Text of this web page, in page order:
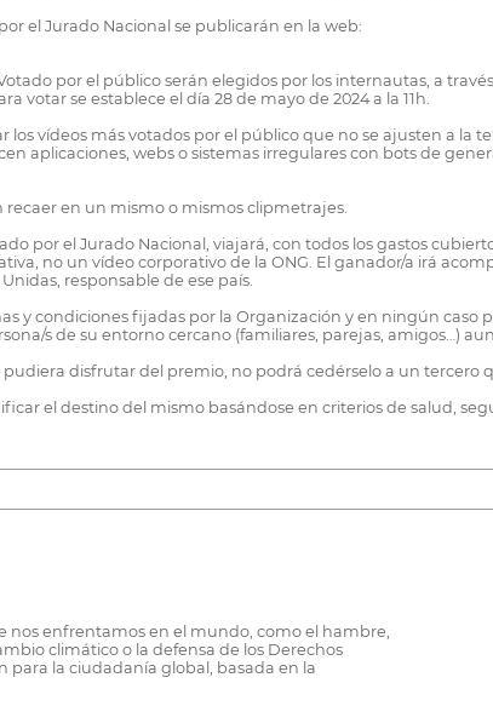
el Jurado Nacional se publicarán en la web:
por el público serán elegidos por los internautas, a
votar se establece el día 28 de mayo de 2024 a la 11h.
los vídeos más votados por el público que no se ajusten a
aplicaciones, webs o sistemas irregulares con bots de
en un mismo o mismos clipmetrajes.
por el Jurado Nacional, viajará, con todos los gastos
no un vídeo corporativo de la ONG. El ganador/a irá
responsable de ese país.
y condiciones fijadas por la Organización y en ningún
s de su entorno cercano (familiares, parejas, amigos…)
disfrutar del premio, no podrá cedérselo a un
el destino del mismo basándose en criterios de salud,
nos enfrentamos en el mundo, como el hambre,
climático o la defensa de los Derechos
para la ciudadanía global, basada en la